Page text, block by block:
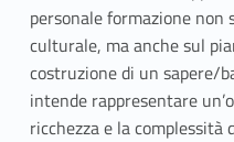
personale formazione
culturale, ma anche sul
costruzione di un sapere/
intende rappresentare
ricchezza e la